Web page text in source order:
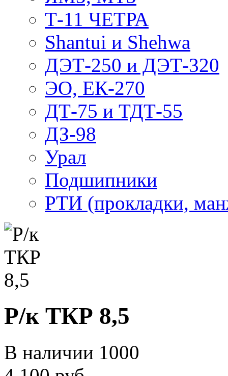
Т-11 ЧЕТРА
Shantui и Shehwa
ДЭТ-250 и ДЭТ-320
ЭО, ЕК-270
ДТ-75 и ТДТ-55
ДЗ-98
Урал
Подшипники
РТИ (прокладки,
Р/к ТКР 8,5
В наличии 1000